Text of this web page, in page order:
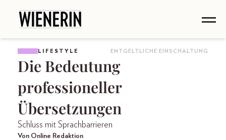
LIFESTYLE ENTGELTLICHE EINSCHALTUNG
Die Bedeutung
professioneller
Übersetzungen
Schluss mit Sprachbarrieren
Von Online Redaktion